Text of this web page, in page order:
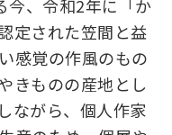
今、令和2年に「か
定された笠間と益
感覚の作風のもの
きものの産地とし
ながら、個人作家